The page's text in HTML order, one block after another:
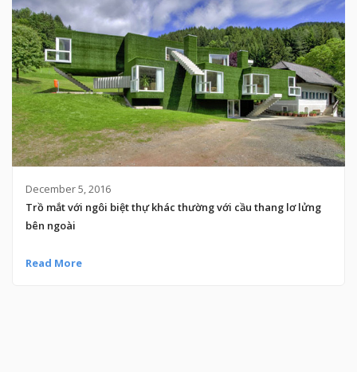
December 5, 2016
Trồ mắt với ngôi biệt thự khác thường với cầu thang lơ lửng
bên ngoài
Read More